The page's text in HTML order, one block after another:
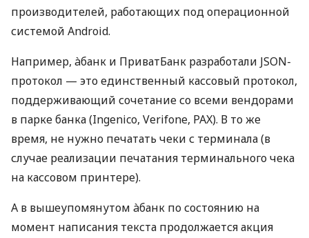
производителей, работающих под операционной
системой Android.
Например, àбанк и ПриватБанк разработали JSON-
протокол — это единственный кассовый протокол,
поддерживающий сочетание со всеми вендорами
в парке банка (Ingenico, Verifone, PAX). В то же
время, не нужно печатать чеки с терминала (в
случае реализации печатания терминального чека
на кассовом принтере).
А в вышеупомянутом àбанк по состоянию на
момент написания текста продолжается акция